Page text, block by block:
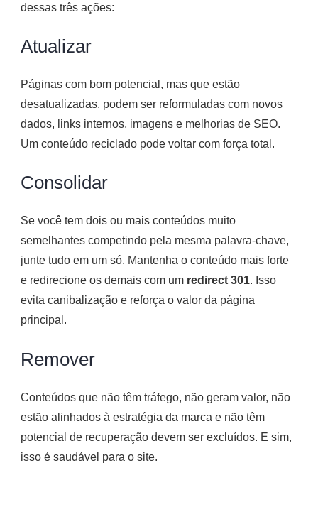
dessas três ações:
Atualizar
Páginas com bom potencial, mas que estão
desatualizadas, podem ser reformuladas com novos
dados, links internos, imagens e melhorias de SEO.
Um conteúdo reciclado pode voltar com força total.
Consolidar
Se você tem dois ou mais conteúdos muito
semelhantes competindo pela mesma palavra-chave,
junte tudo em um só. Mantenha o conteúdo mais forte
e redirecione os demais com um redirect 301. Isso
evita canibalização e reforça o valor da página
principal.
Remover
Conteúdos que não têm tráfego, não geram valor, não
estão alinhados à estratégia da marca e não têm
potencial de recuperação devem ser excluídos. E sim,
isso é saudável para o site.